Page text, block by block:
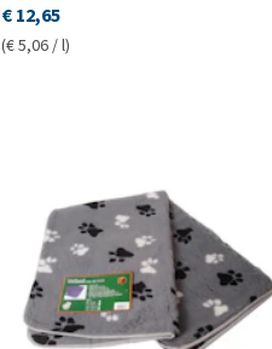
€ 12,65
(€ 5,06 / l)